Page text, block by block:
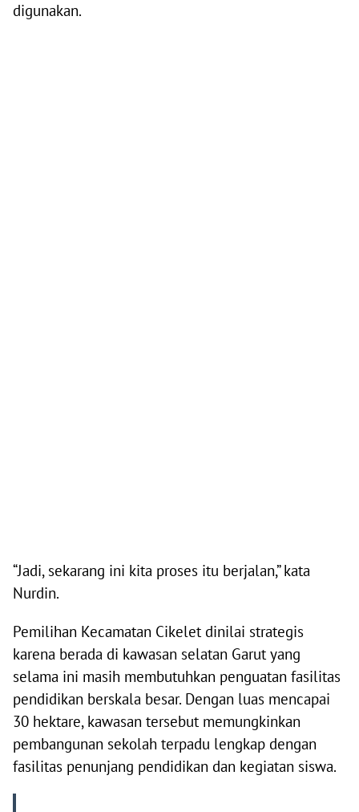
digunakan.
“Jadi, sekarang ini kita proses itu berjalan,” kata
Nurdin.
Pemilihan Kecamatan Cikelet dinilai strategis
karena berada di kawasan selatan Garut yang
selama ini masih membutuhkan penguatan fasilitas
pendidikan berskala besar. Dengan luas mencapai
30 hektare, kawasan tersebut memungkinkan
pembangunan sekolah terpadu lengkap dengan
fasilitas penunjang pendidikan dan kegiatan siswa.